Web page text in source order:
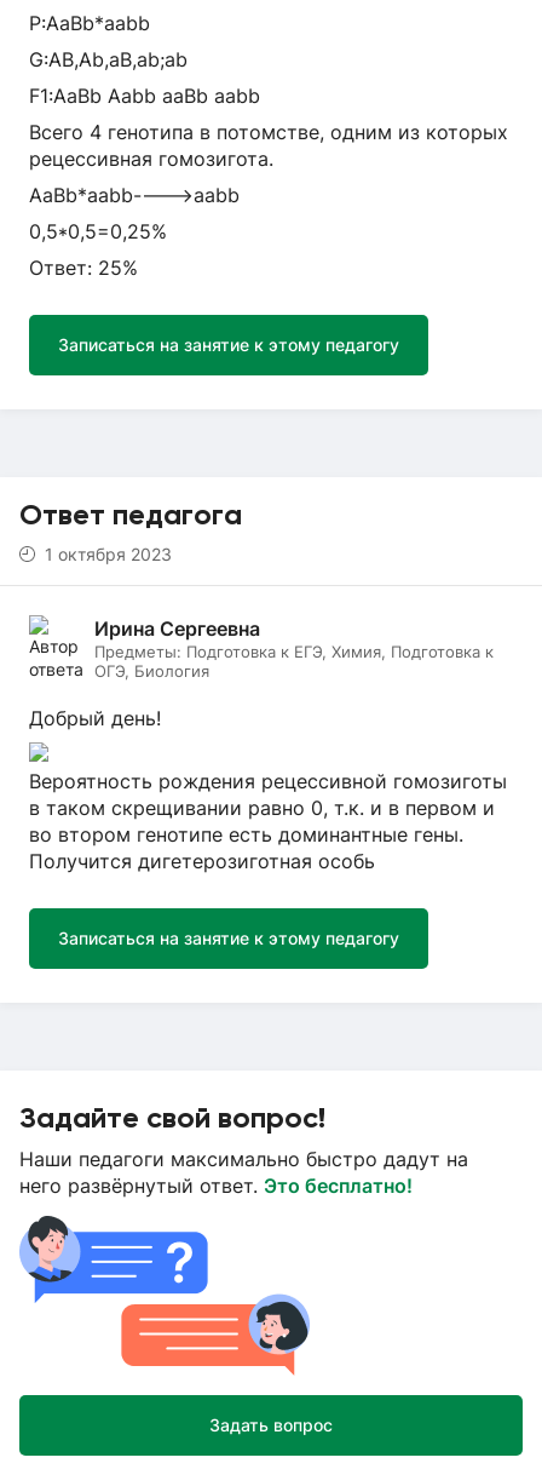
Р:АаBb*aabb
G:AB,Ab,aB,ab;ab
F1:AaBb Aabb aaBb aabb
Всего 4 генотипа в потомстве, одним из которых
рецессивная гомозигота.
AaBb*aabb---->aabb
0,5*0,5=0,25%
Ответ: 25%
Записаться на занятие к этому педагогу
Ответ педагога
1 октября 2023
Ирина Сергеевна
Предметы: Подготовка к ЕГЭ, Химия, Подготовка к
ОГЭ, Биология
Добрый день!
Вероятность рождения рецессивной гомозиготы
в таком скрещивании равно 0, т.к. и в первом и
во втором генотипе есть доминантные гены.
Получится дигетерозиготная особь
Записаться на занятие к этому педагогу
Задайте свой вопрос!
Наши педагоги максимально быстро дадут на
него развёрнутый ответ. Это бесплатно!
Задать вопрос